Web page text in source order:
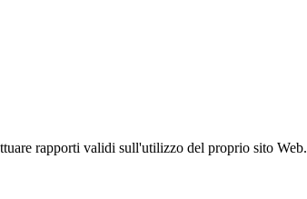
rapporti validi sull'utilizzo del proprio sito Web.